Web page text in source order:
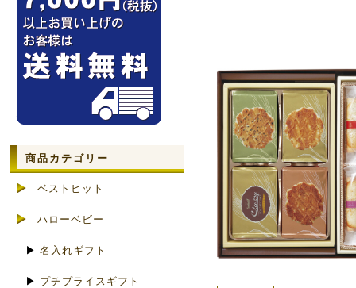
商品カテゴリー
ベストヒット
ハローベビー
▶ 名入れギフト
▶ プチプライスギフト